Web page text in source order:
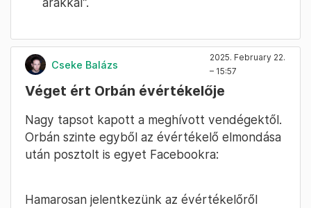
Cseke Balázs
2025. February 22.
– 15:57
Véget ért Orbán évértékelője
Nagy tapsot kapott a meghívott vendégektől.
Orbán szinte egyből az évértékelő elmondása
után posztolt is egyet Facebookra:
Hamarosan jelentkezünk az évértékelőről